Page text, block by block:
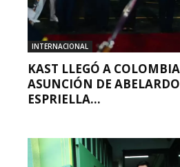
INTERNACIONAL
KAST LLEGÓ A
ASUNCIÓN DE
ESPRIELLA...